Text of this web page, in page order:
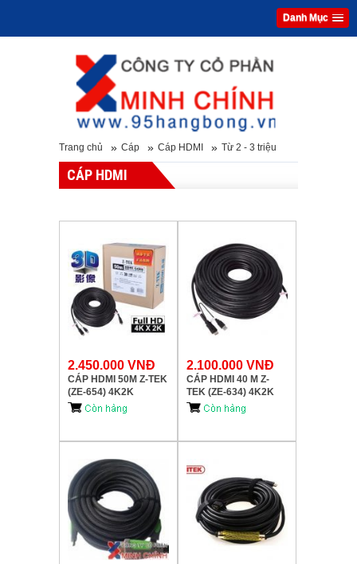
Danh Mục
Trang chủ » Cáp » Cáp HDMI » Từ 2 - 3 triệu
CÁP HDMI
2.450.000 VNĐ
CÁP HDMI 50M Z-TEK
(ZE-654) 4K2K
2.100.000 VNĐ
CÁP HDMI 40 M Z-
TEK (ZE-634) 4K2K